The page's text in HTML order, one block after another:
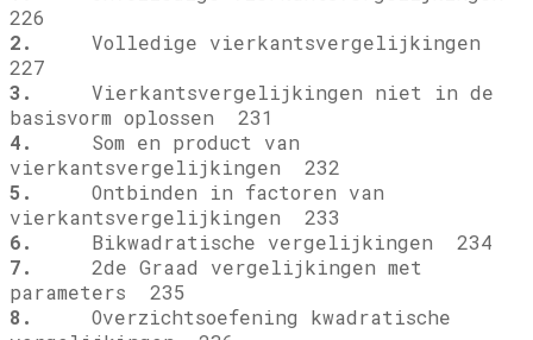
226
2.
Volledige vierkantsvergelijkingen
227
3.
Vierkantsvergelijkingen niet in de
basisvorm oplossen 231
4.
Som en product van
vierkantsvergelijkingen 232
5.
Ontbinden in factoren van
vierkantsvergelijkingen 233
6.
Bikwadratische vergelijkingen 234
7.
2de Graad vergelijkingen met
parameters 235
8.
Overzichtsoefening kwadratische